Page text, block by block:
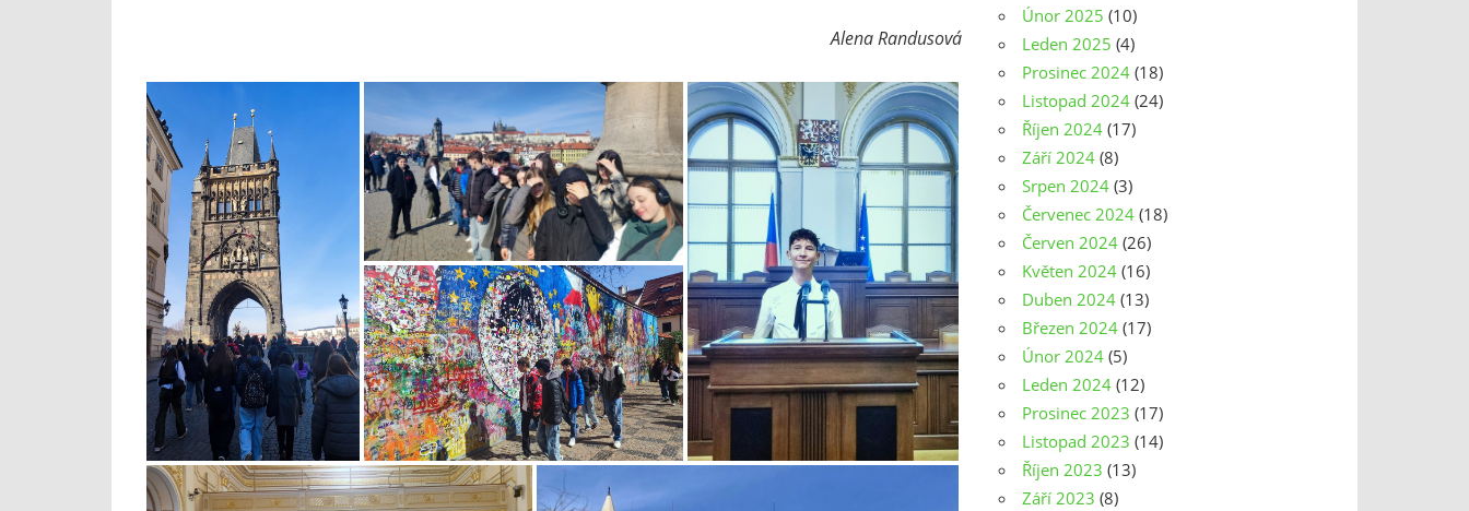
Alena Randusová
Únor 2025 (10)
Leden 2025 (4)
Prosinec 2024 (18)
Listopad 2024 (24)
Říjen 2024 (17)
Září 2024 (8)
Srpen 2024 (3)
Červenec 2024 (18)
Červen 2024 (26)
Květen 2024 (16)
Duben 2024 (13)
Březen 2024 (17)
Únor 2024 (5)
Leden 2024 (12)
Prosinec 2023 (17)
Listopad 2023 (14)
Říjen 2023 (13)
Září 2023 (8)